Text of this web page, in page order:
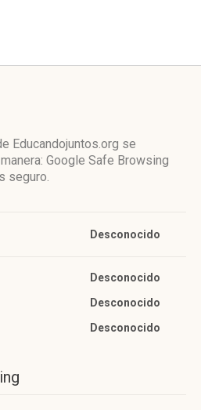
Educandojuntos.org se
Google Safe Browsing
seguro.
Desconocido
Desconocido
Desconocido
Desconocido